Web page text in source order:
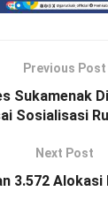
Previous Post
Sukamenak
Sosialisasi
Next Post
3.572